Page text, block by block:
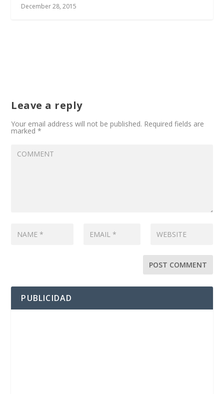
December 28, 2015
Leave a reply
Your email address will not be published. Required fields are
marked*
PUBLICIDAD